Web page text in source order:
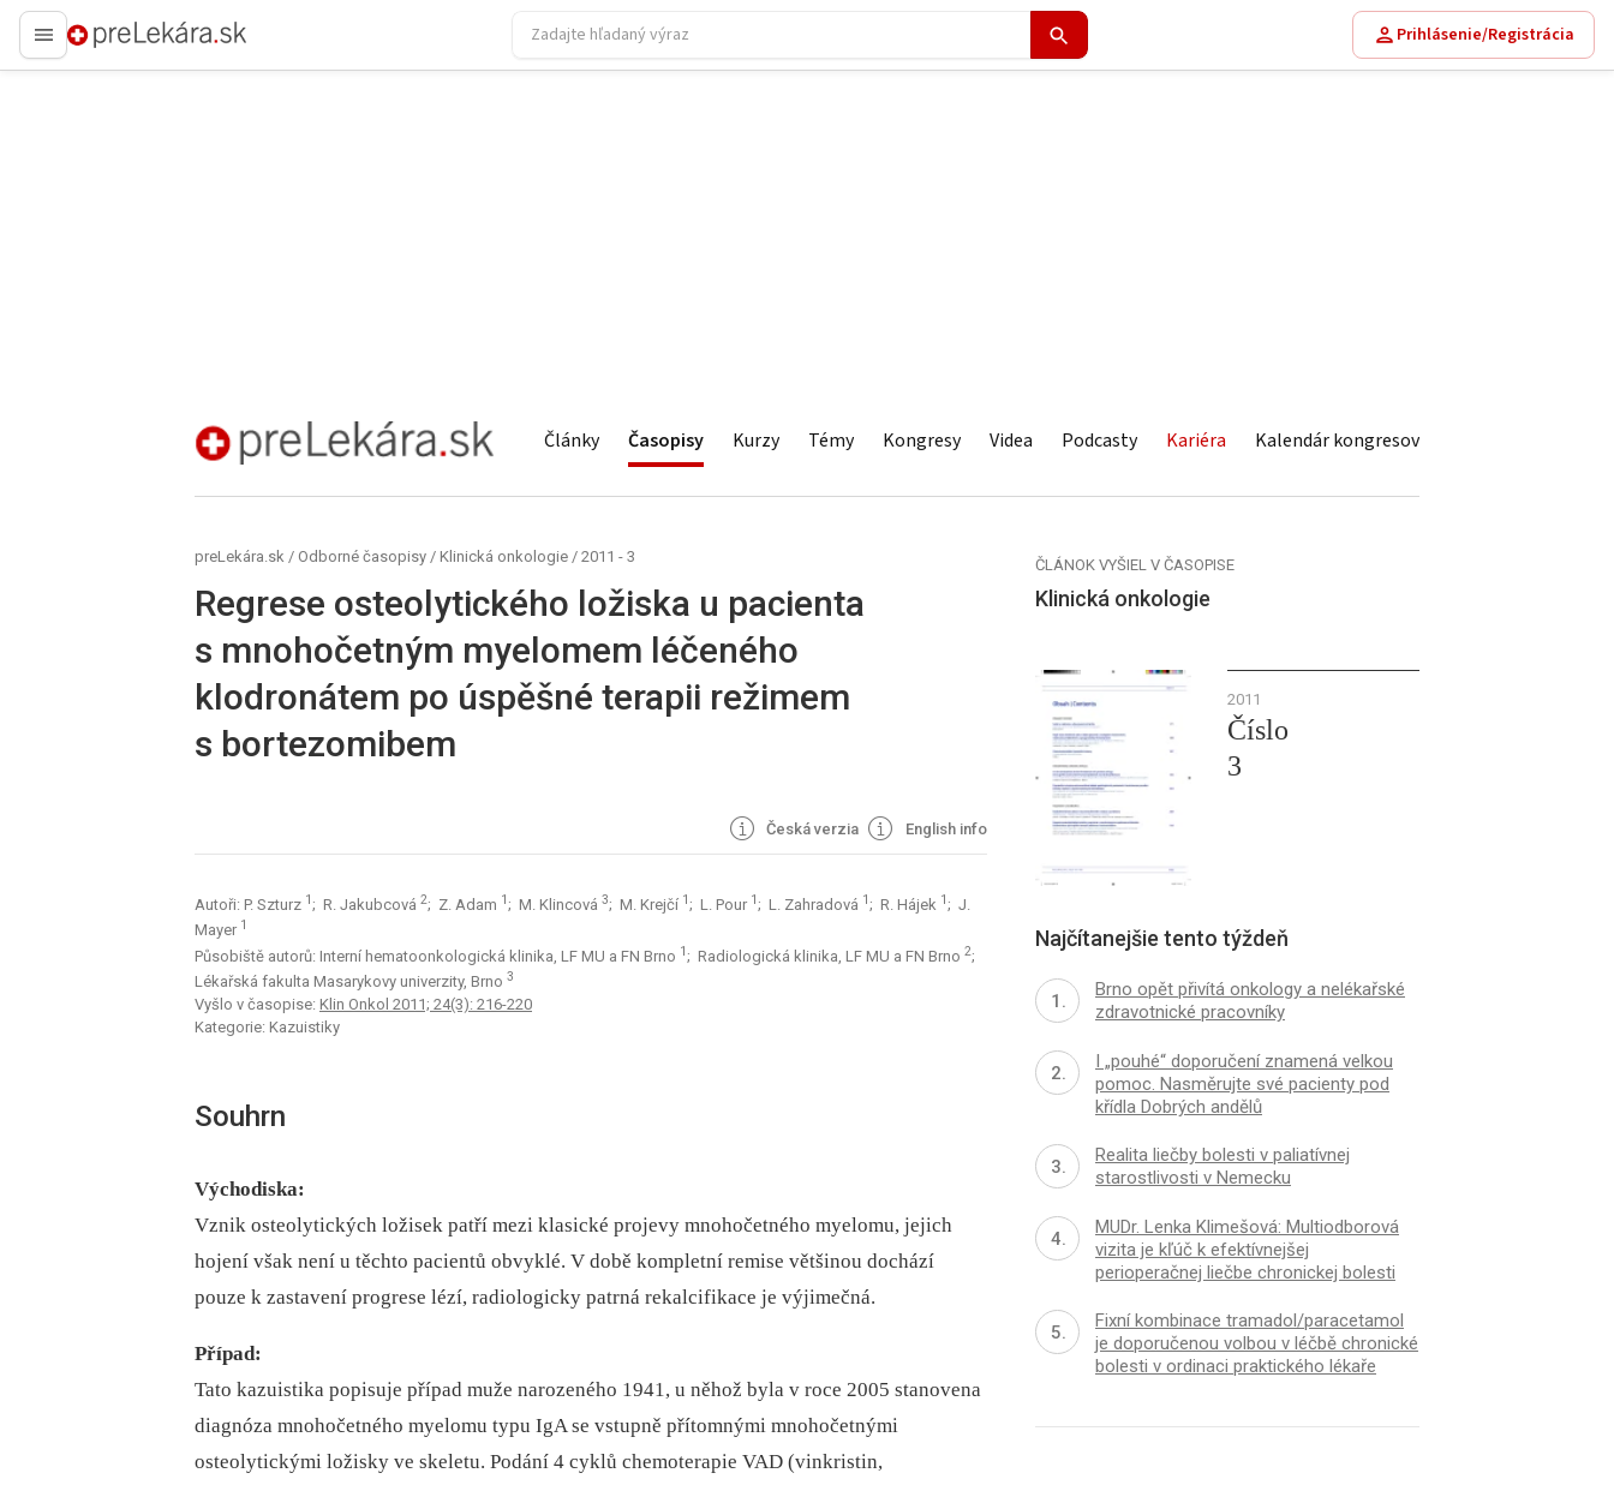
preLekára.sk
Prihlásenie/Registrácia
preLekára.sk Články Časopisy Kurzy Témy Kongresy Videa Podcasty Kariéra Kalendár kongresov
preLekára.sk / Odborné časopisy / Klinická onkologie / 2011 - 3
Regrese osteolytického ložiska u pacienta
s mnohočetným myelomem léčeného
klodronátem po úspěšné terapii režimem
s bortezomibem
Česká verzia English info
Autoři: P. Szturz 1 ; R. Jakubcová 2; Z. Adam 1 ; M. Klincová 3; M. Krejčí 1 ; L. Pour 1 ; L. Zahradová 1 ; R. Hájek 1 ; J.
Mayer 1
Působiště autorů: Interní hematoonkologická klinika, LF MU a FN Brno 1; Radiologická klinika, LF MU a FN Brno 2;
Lékařská fakulta Masarykovy univerzity, Brno 3
Vyšlo v časopise: Klin Onkol 2011; 24(3): 216-220
Kategorie: Kazuistiky
Souhrn
Východiska:
Vznik osteolytických ložisek patří mezi klasické projevy mnohočetného myelomu, jejich
hojení však není u těchto pacientů obvyklé. V době kompletní remise většinou dochází
pouze k zastavení progrese lézí, radiologicky patrná rekalcifikace je výjimečná.
Případ:
Tato kazuistika popisuje případ muže narozeného 1941, u něhož byla v roce 2005 stanovena
diagnóza mnohočetného myelomu typu IgA se vstupně přítomnými mnohočetnými
osteolytickými ložisky ve skeletu. Podání 4 cyklů chemoterapie VAD (vinkristin,
ČLÁNOK VYŠIEL V ČASOPISE
Klinická onkologie
2011
Číslo
3
Najčítanejšie tento týždeň
Brno opět přivítá onkology a nelékařské
zdravotnické pracovníky
I „pouhé“ doporučení znamená velkou
pomoc. Nasměrujte své pacienty pod
křídla Dobrých andělů
Realita liečby bolesti v paliatívnej
starostlivosti v Nemecku
MUDr. Lenka Klimešová: Multiodborová
vizita je kľúč k efektívnejšej
perioperačnej liečbe chronickej bolesti
Fixní kombinace tramadol/paracetamol
je doporučenou volbou v léčbě chronické
bolesti v ordinaci praktického lékaře